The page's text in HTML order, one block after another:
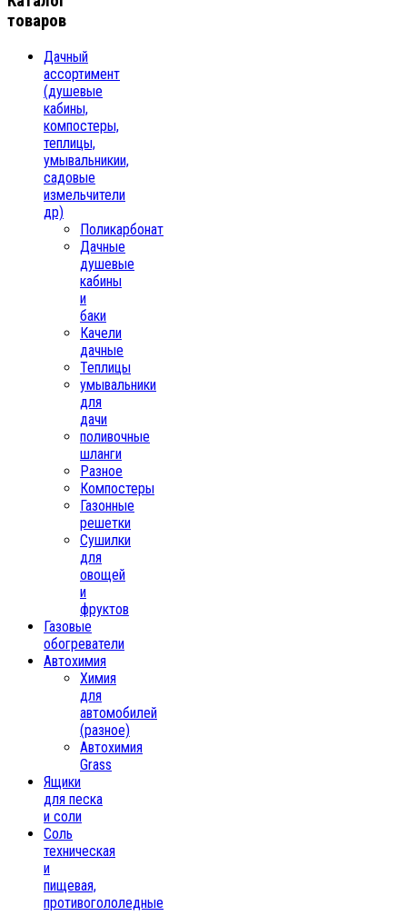
товаров
Дачный
ассортимент
(душевые
кабины,
компостеры,
теплицы,
умывальникии,
садовые
измельчители
др)
Поликарбонат
Дачные
душевые
кабины
и
баки
Качели
дачные
Теплицы
умывальники
для
дачи
поливочные
шланги
Разное
Компостеры
Газонные
решетки
Сушилки
для
овощей
и
фруктов
Газовые
обогреватели
Автохимия
Химия
для
автомобилей
(разное)
Автохимия
Grass
Ящики
для песка
и соли
Соль
техническая
и
пищевая,
противогололедные